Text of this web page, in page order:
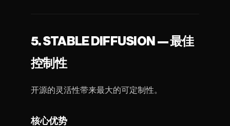
5. STABLE DIFFUSION — 最佳
控制性
开源的灵活性带来最大的可定制性。
核心优势